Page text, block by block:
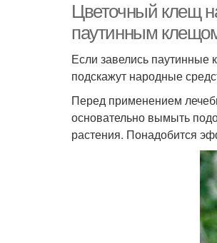
Цветочный клещ
паутинным
Если завелись паутинные
подскажут народные
Перед применением
основательно вымыть
растения. Понадобится